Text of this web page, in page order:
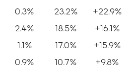
0.3% 23.2%
+22.9%
2.4% 18.5%
+16.1%
1.1% 17.0%
+15.9%
0.9% 10.7%
+9.8%